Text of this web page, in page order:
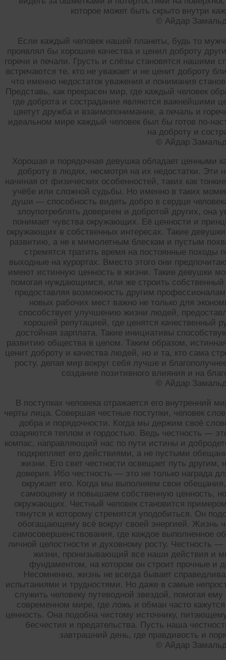
которое может быть скрыто внутри
© Айдар
Если каждый человек нашей планеты, будь то
проявлял бы хорошие качества и ценил доброту
горечи и печали. Грусть и слёзы становятся нашими
встречаются те, кто не уважает и не ценит доброту
что именно недостаток уважения и понимания
Представь, как прекрасен мир, где каждый человек
где доброта и сострадание являются важнейшими
цветут дружба и взаимопонимание, а печаль и
идеальном мире каждый человек был бы готов по-
на доброту и
© Айдар
Хорошая и порядочная девушка обладает ценными
доброту в людях, несмотря на их недостатки. Эти
начиная от физических особенностей, таких как
учёбе или сложной судьбы. Но именно в таких
души — способность видеть добро в сердце
злоупотреблять доверием и добротой других, она
понимает чувства окружающих. Её ценности и
окружающих в собственных интересах. Такие
развитию, а не к мимолетным блескам и пустым
стремятся тратить время на постоянные походы
выходные на курортах. Вместо этого они
имеют истинную ценность в жизни. Такие девушки
помогая нуждающимся, или же строить
предоставляя возможность другим
новых рабочих мест важно не только для
способствует улучшению жизни людей,
хорошей репутацией, где ценятся качественный
достойная зарплата. Такие инициативы
развитию общества в целом. Таким образом,
ценит доброту и качества людей, но и та, кто сама
росту, делая мир вокруг себя лучше и
создание позитивного влияния и на
© Айдар
В поступках человека отражается его внутренний
черты лица. Совершая честные поступки, человек
добра и порядочности. Когда мы держим своё
озаряются теплом и гордостью. Ведь честность —
компас, направляющий нас по пути истины и
подкрепляет его действиями, а не пустыми
жизни. Его свет честности освещает путь другим,
доверия. Ибо честность — это не только награда
окружает его. Когда мы выполняем свои
самооценку и повышаем собственную ценность,
окружающих. Честный человек становится
тянутся и которому стремятся уподобиться. Он
обогащающему всё вокруг своей энергией. Жизнь
самосовершенствования, где каждое выполненное
личной целостности и духовному росту. Честность —
жизни, пронизывающий все наши действия и
фундаментом, на котором он строит прочные и
Несомненно, жизнь не всегда бывает
испытаниями и трудностями. Но даже в самые
служить человеку путеводной звездой, помогая
современном мире, где ложь и обман часто
ценность. Она подобна чистому источнику,
бесчестия и предательства. Пусть наша
завтрашний день, где правдивость и
© Айдар